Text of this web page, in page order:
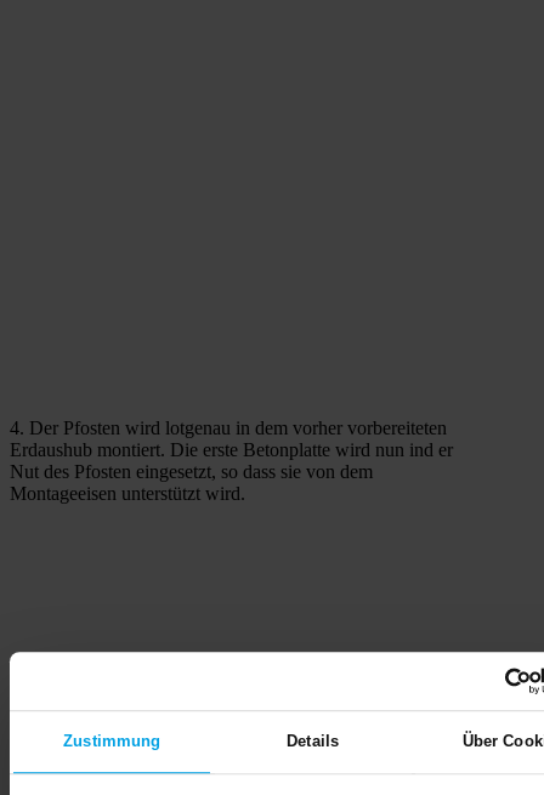
Zustimmung Details Über
4. Der Pfosten wird lotgenau in dem vorher vorbereiteten
Erdaushub montiert. Die erste Betonplatte wird nun ind er
Nut des Pfosten eingesetzt, so dass sie von dem
Montageeisen unterstützt wird.